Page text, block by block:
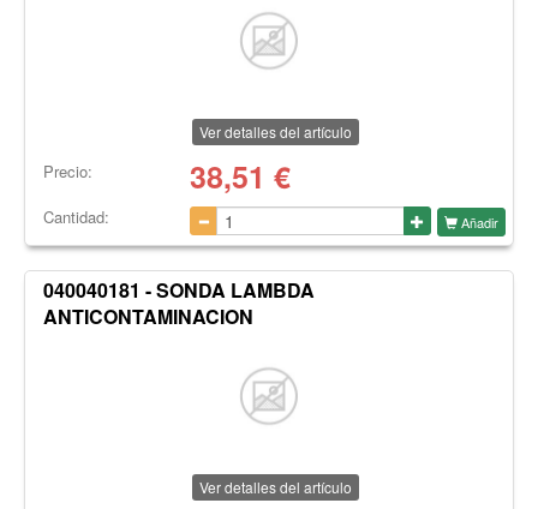
Ver detalles del artículo
Precio: 38,51 €
Cantidad: Añadir
040040181 - SONDA LAMBDA
ANTICONTAMINACION
Ver detalles del artículo